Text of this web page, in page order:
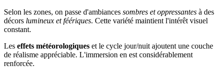
Selon les zones, on passe d'ambiances sombres et oppressantes à des
décors lumineux et féériques. Cette variété maintient l'intérêt visuel
constant.
Les effets météorologiques et le cycle jour/nuit ajoutent une couche
de réalisme appréciable. L'immersion en est considérablement
renforcée.